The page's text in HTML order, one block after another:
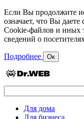
Если Вы продолжите
означает, что Вы даете
Cookie-файлов и иных
сведений о
Подробнее Ок
Для дома
Для бизнеса